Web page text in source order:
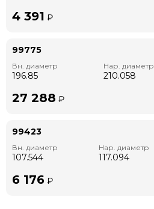
4 391 ₽
99775
Вн. диаметр
196.85
Нар. диаметр
210.058
27 288 ₽
99423
Вн. диаметр
107.544
Нар. диаметр
117.094
6 176 ₽